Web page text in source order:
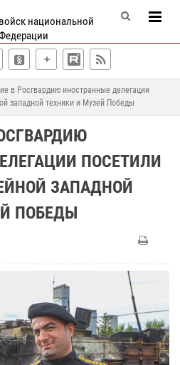
национальной
в Росгвардию иностранные делегации
западной техники и Музей Победы
ПОСЕТИЛИ
ЗАПАДНОЙ
ПОБЕДЫ